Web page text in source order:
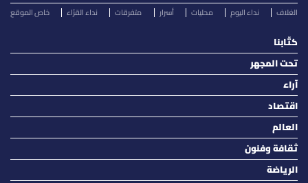
الغلاف نداء اليوم محليات أسرار متفرقات نداء القرّاء خاص الموقع
كتّابنا
تحت المجهر
آراء
اقتصاد
العالم
ثقافة وفنون
الرياضة